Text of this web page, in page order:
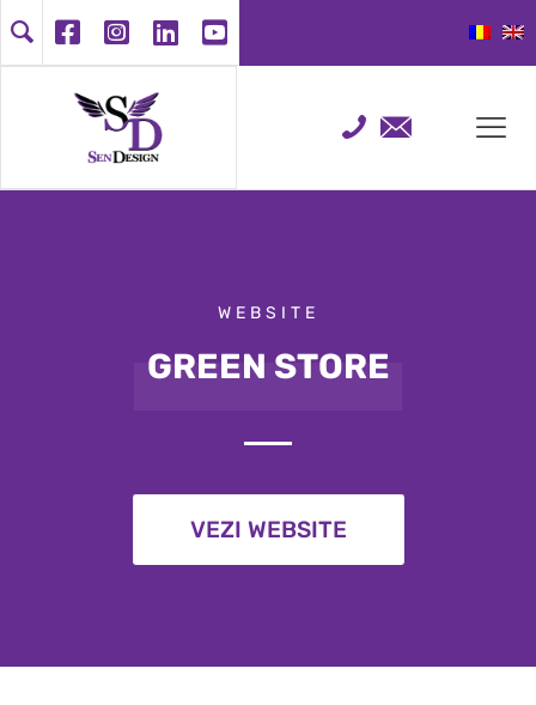
WEBSITE
GREEN STORE
VEZI WEBSITE